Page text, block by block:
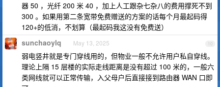
器 50 ，光纤 200 米 40 ，加上人工跟杂七杂八的费用撑死不到
300 。如果用第二条宽带免费赠送的方案的话每个月最起码得
120+的低消，不划算（最起码我这没有免费送）
10
sunchaoylq May 13, 2025
弱电竖井就是专门穿线用的，但物业一般不允许用户私自穿线。
理论上隔 15 层楼的实际走线距离是没有超过 100 米的，一般六
类网线就可以正常传输，入父母户后直接接到路由器 WAN 口即